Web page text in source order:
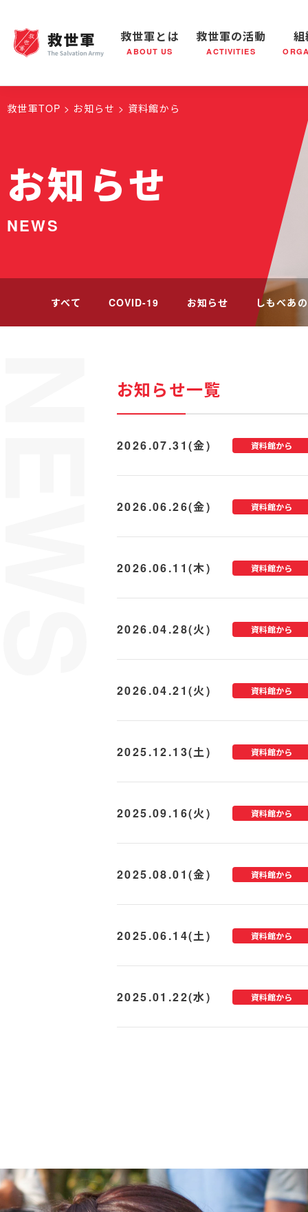
救世軍とは
ABOUT US
救世軍とは 世界が抱えている社会問題 救世軍
救世軍の活動
ACTIVITIES
救世軍の活動 社会鍋
組織概要
救世軍TOP お知らせ 資料館から
お知らせ
NEWS
すべて COVID-19 お知らせ しもべあ
お知らせ一覧
2026.07.31(金) 資料館から
2026.06.26(金) 資料館から
2026.06.11(木) 資料館から
2026.04.28(火) 資料館から
2026.04.21(火) 資料館から
2025.12.13(土) 資料館から
2025.09.16(火) 資料館から
2025.08.01(金) 資料館から
2025.06.14(土) 資料館から
2025.01.22(水) 資料館から